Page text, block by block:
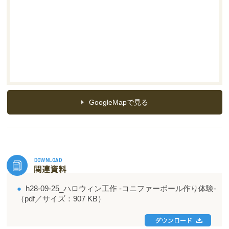
GoogleMapで見る
● h28-09-25_ハロウィン工作 ‐コニファーボール作り体験‐
（pdf／サイズ：907 KB）